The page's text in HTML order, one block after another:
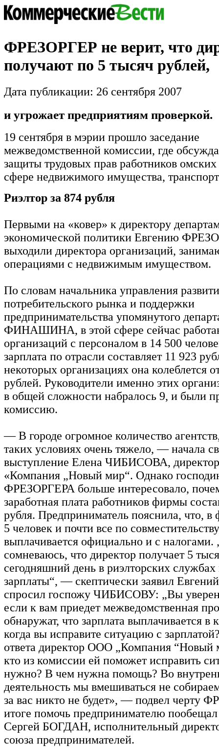
ФРЕЗОРГЕР не верит, что
получают по 5 тысяч рублей,
Дата публикации: 26 сентября 2007
и угрожает предприятиям проверкой.
19 сентября в мэрии прошло заседание
межведомственной комиссии, где
защиты трудовых прав работников
сфере недвижимого имущества,
Риэлтор за 874 рубля
Первыми на «ковер» к директору
экономической политики Евгению
выходили директора организаций,
операциями с недвижимым имуществом.
По словам начальника управления
потребительского рынка и поддержки
предпринимательства упомянутого
ФИНАШИНА, в этой сфере сейчас
организаций с персоналом в 14 500
зарплата по отрасли составляет 11 923
некоторых организациях она колеблется
рублей. Руководители именно этих
в общей сложности набралось 9, и были
комиссию.
— В городе огромное количество
таких условиях очень тяжело, — начала
выступление Елена ЧИБИСОВА,
«Компания „Новый мир“. Однако
ФРЕЗОРГЕРА больше интересовало,
заработная плата работников фирмы
рубля. Предприниматель пояснила, что, в
5 человек и почти все по
выплачивается официально и с налогами.
сомневаюсь, что директор получает 5
сегодняшний день в риэлторских службах
зарплаты“, — скептически заявил
спросил госпожу ЧИБИСОВУ: „Вы
если к вам приедет межведомственная
обнаружат, что зарплата выплачивается в
когда вы исправите ситуацию с
ответа директор ООО „Компания “Новый
кто из комиссии ей поможет исправить
нужно? В чем нужна помощь? Во
деятельность мы вмешиваться не
за вас никто не будет», — подвел черту
итоге помочь предпринимателю
Сергей БОГДАН, исполнительный
союза предпринимателей.